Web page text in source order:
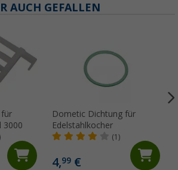
AUCH GEFALLEN
für
3000
Dometic Dichtung für
Edelstahlkocher
(1)
4,99€